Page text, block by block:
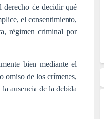
derecho de decidir qué
el consentimiento,
régimen criminal por
bien mediante el
omiso de los crímenes,
ausencia de la debida